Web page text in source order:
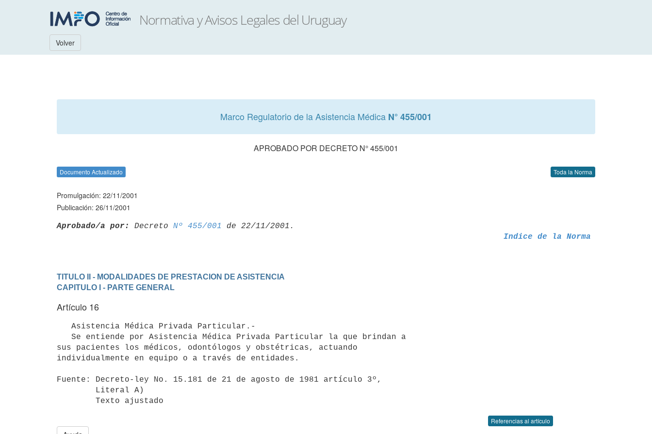
Volver
Marco Regulatorio de la Asistencia Médica N° 455/001
APROBADO POR DECRETO N° 455/001
Documento Actualizado Toda la Norma
Promulgación: 22/11/2001
Publicación: 26/11/2001
Aprobado/a por: Decreto Nº 455/001
Indice de la Norma
TITULO II - MODALIDADES DE PRESTACION DE ASISTENCIA
CAPITULO I - PARTE GENERAL
Artículo 16
sus pacientes los médicos, odontólogos y obstétricas, actuando
individualmente en equipo o a través de entidades.
Fuente: Decreto-ley No. 15.181 de 21 de agosto de 1981 artículo 3º,
        Texto ajustado
Referencias al artículo